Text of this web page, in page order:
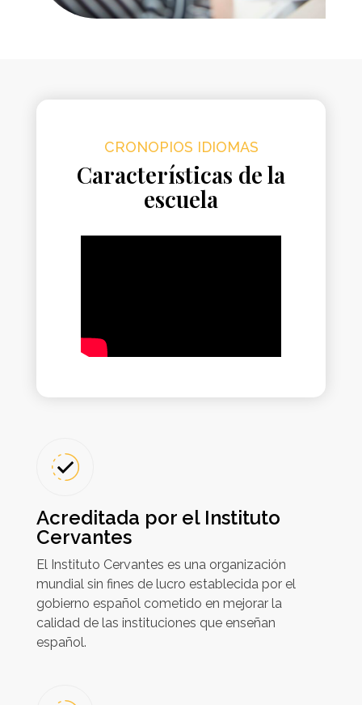
CRONOPIOS IDIOMAS
Características de la
escuela
Acreditada por el Instituto
Cervantes
El Instituto Cervantes es una organización
mundial sin fines de lucro establecida por el
gobierno español cometido en mejorar la
calidad de las instituciones que enseñan
español.